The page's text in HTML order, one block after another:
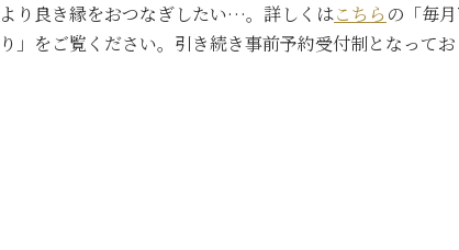
り良き縁をおつなぎしたい…。詳しくはこちら の「毎
」をご覧ください。引き続き事前予約受付制となって